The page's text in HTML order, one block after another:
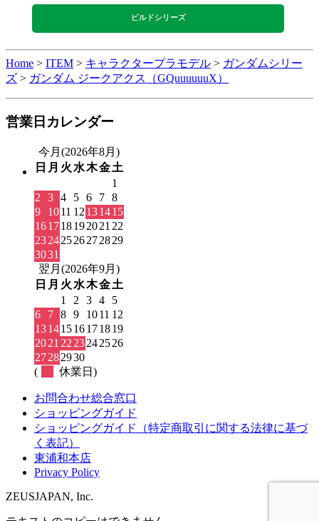
ビルドシリーズ
Home > ITEM > キャラクタープラモデル > ガンダムシリー
ズ > ガンダム ジークアクス（GQuuuuuuX）
営業日カレンダー
今月(2026年8月)
日 月 火 水木金土
1
2
3 4 5 6 7 8
9
1011 12 131415
161718192021 22
23242526272829
3031
翌月(2026年9月)
日 月 火 水木金土
1
2 3 4
5
6
7 8 9 1011 12
13141516171819
2021 22 23242526
27282930
(
休業日)
お問合わせ総合窓口
ショッピングガイド
ショッピングガイド（特定商取引に関する法律に基づ
く表記）
東浦和本店
Privacy Policy
ZEUSJAPAN, Inc.